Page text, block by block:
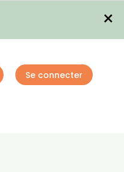
×
Se connecter